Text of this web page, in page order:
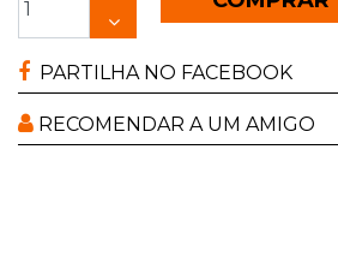
PARTILHA NO FACEBOOK
RECOMENDAR A UM AMIGO